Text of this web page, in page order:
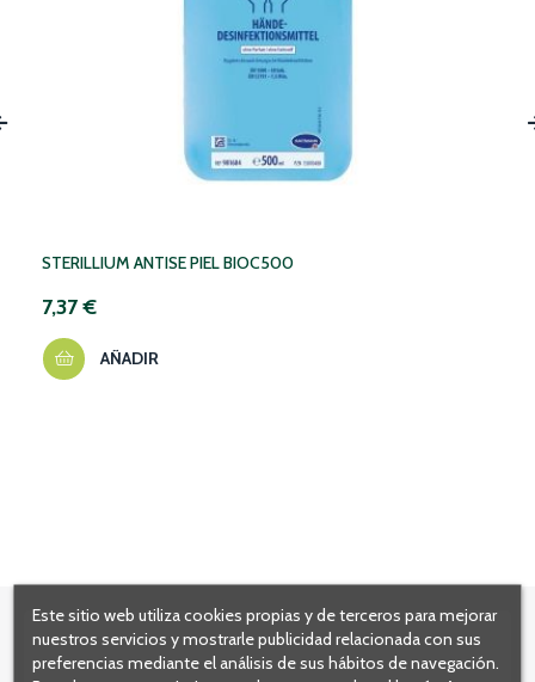
STERILLIUM ANTISE PIEL BIOC500
7,37 €
AÑADIR
Este sitio web utiliza cookies propias y de terceros para mejorar
nuestros servicios y mostrarle publicidad relacionada con sus
preferencias mediante el análisis de sus hábitos de navegación.